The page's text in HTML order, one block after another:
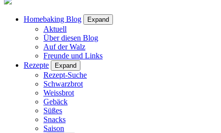
Homebaking Blog Expand
Aktuell
Über diesen Blog
Auf der Walz
Freunde und Links
Rezepte
Expand
Rezept-Suche
Schwarzbrot
Weissbrot
Gebäck
Süßes
Snacks
Saison